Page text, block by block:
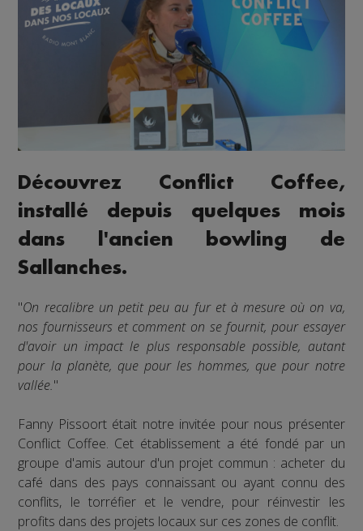
Découvrez Conflict Coffee,
installé depuis quelques mois
dans l'ancien bowling de
Sallanches.
"On recalibre un petit peu au fur et à mesure où on va,
nos fournisseurs et comment on se fournit, pour essayer
d'avoir un impact le plus responsable possible, autant
pour la planète, que pour les hommes, que pour notre
vallée."
Fanny Pissoort était notre invitée pour nous présenter
Conflict Coffee. Cet établissement a été fondé par un
groupe d'amis autour d'un projet commun : acheter du
café dans des pays connaissant ou ayant connu des
conflits, le torréfier et le vendre, pour réinvestir les
profits dans des projets locaux sur ces zones de conflit.